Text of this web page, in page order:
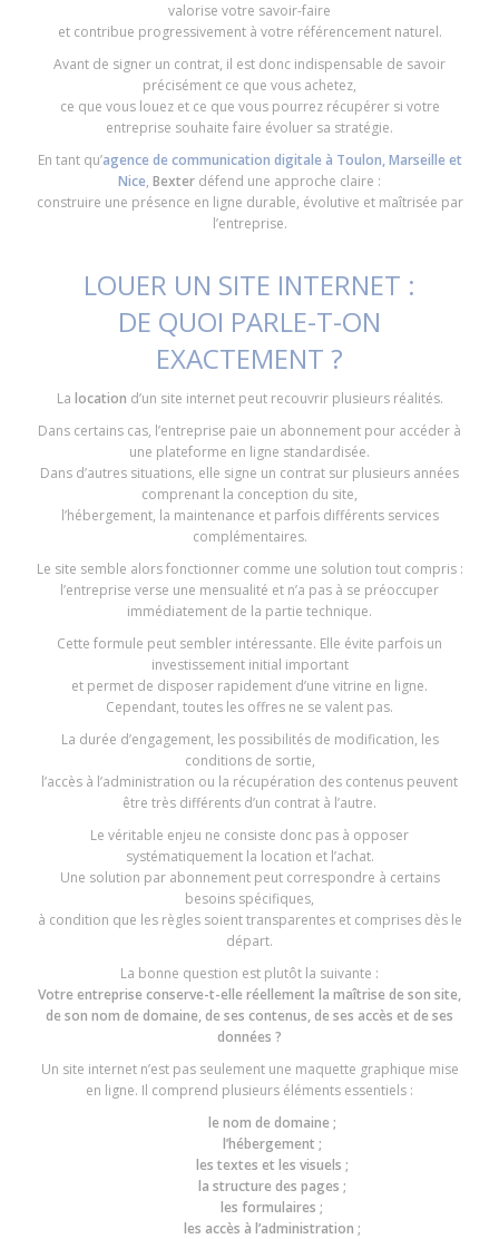
valorise votre savoir-faire
et contribue progressivement à votre référencement naturel.
Avant de signer un contrat, il est donc indispensable de savoir
précisément ce que vous achetez,
ce que vous louez et ce que vous pourrez récupérer si votre
entreprise souhaite faire évoluer sa stratégie.
En tant qu’agence de communication digitale à Toulon, Marseille et
Nice, Bexter défend une approche claire :
construire une présence en ligne durable, évolutive et maîtrisée par
l’entreprise.
LOUER UN SITE INTERNET :
DE QUOI PARLE-T-ON
EXACTEMENT ?
La location d’un site internet peut recouvrir plusieurs réalités.
Dans certains cas, l’entreprise paie un abonnement pour accéder à
une plateforme en ligne standardisée.
Dans d’autres situations, elle signe un contrat sur plusieurs années
comprenant la conception du site,
l’hébergement, la maintenance et parfois différents services
complémentaires.
Le site semble alors fonctionner comme une solution tout compris :
l’entreprise verse une mensualité et n’a pas à se préoccuper
immédiatement de la partie technique.
Cette formule peut sembler intéressante. Elle évite parfois un
investissement initial important
et permet de disposer rapidement d’une vitrine en ligne.
Cependant, toutes les offres ne se valent pas.
La durée d’engagement, les possibilités de modification, les
conditions de sortie,
l’accès à l’administration ou la récupération des contenus peuvent
être très différents d’un contrat à l’autre.
Le véritable enjeu ne consiste donc pas à opposer
systématiquement la location et l’achat.
Une solution par abonnement peut correspondre à certains
besoins spécifiques,
à condition que les règles soient transparentes et comprises dès le
départ.
La bonne question est plutôt la suivante :
Votre entreprise conserve-t-elle réellement la maîtrise de son site,
de son nom de domaine, de ses contenus, de ses accès et de ses
données ?
Un site internet n’est pas seulement une maquette graphique mise
en ligne. Il comprend plusieurs éléments essentiels :
le nom de domaine ;
l’hébergement ;
les textes et les visuels ;
la structure des pages ;
les formulaires ;
les accès à l’administration ;